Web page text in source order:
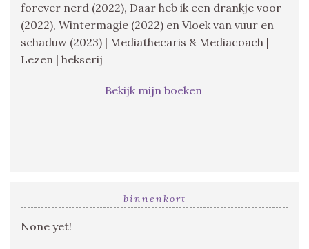
forever nerd (2022), Daar heb ik een drankje voor
(2022), Wintermagie (2022) en Vloek van vuur en
schaduw (2023) | Mediathecaris & Mediacoach |
Lezen | hekserij
Bekijk mijn boeken
binnenkort
None yet!